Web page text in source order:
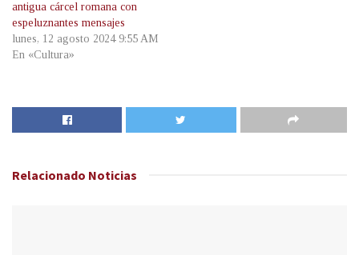
antigua cárcel romana con
espeluznantes mensajes
lunes, 12 agosto 2024 9:55 AM
En «Cultura»
Relacionado Noticias